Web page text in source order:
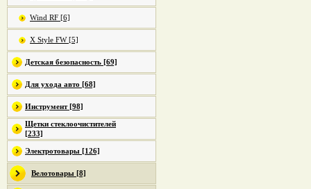
Wind RF [6]
X Style FW [5]
Детская безопасность [69]
Для ухода авто [68]
Инструмент [98]
Щетки стеклоочистителей
[233]
Электротовары [126]
Велотовары [8]